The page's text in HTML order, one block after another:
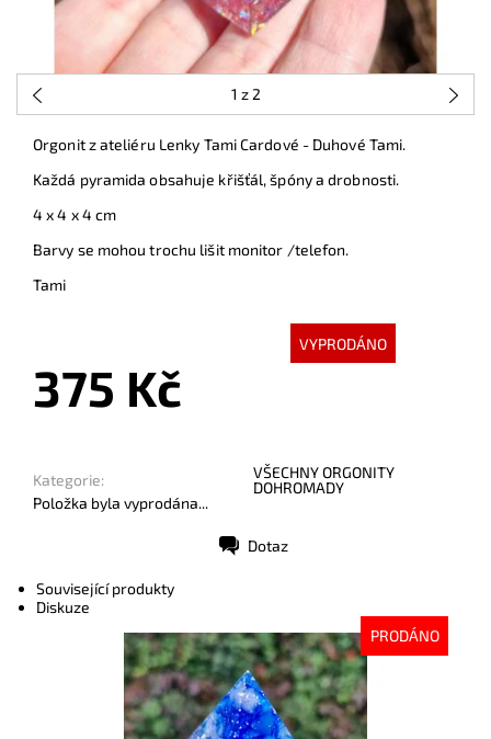
1 z 2
Orgonit z ateliéru Lenky Tami Cardové - Duhové Tami.
Každá pyramida obsahuje křišťál, špóny a drobnosti.
4 x 4 x 4 cm
Barvy se mohou trochu lišit monitor /telefon.
Tami
VYPRODÁNO
375 Kč
Kategorie:
VŠECHNY ORGONITY
DOHROMADY
Položka byla vyprodána...
Dotaz
Související produkty
Diskuze
PRODÁNO
Dostupnost:
Vyprodáno
9932